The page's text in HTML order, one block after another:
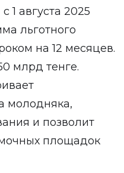
1 августа 2025
льготного
на 12 месяцев.
млрд тенге.
молодняка,
и позволит
площадок